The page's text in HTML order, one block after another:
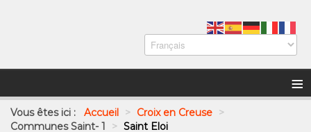
≡
Vous êtes ici : Accueil > Croix en Creuse >
Communes Saint- 1
> Saint Eloi